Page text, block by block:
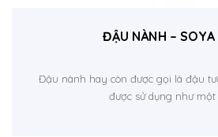
ĐẬU NÀNH – SOYA
Đậu nành hay còn được gọi là đậu
được sử dụng như một